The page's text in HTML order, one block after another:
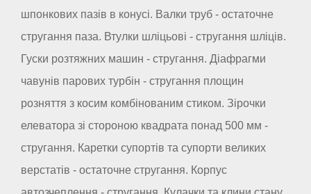
шпонкових пазів в конусі. Валки труб - остаточне
стругання паза. Втулки шліцьові - стругання шліців.
Гуски розтяжних машин - стругання. Діафрагми
чавунів парових турбін - стругання площин
розняття з косим комбінованим стиком. Зірочки
елеватора зі стороною квадрата понад 500 мм -
стругання. Каретки супортів та супорти великих
верстатів - остаточне стругання. Корпус